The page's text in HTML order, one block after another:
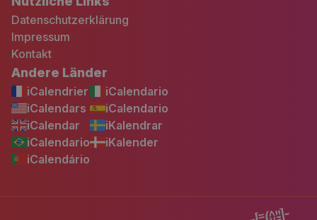
Datenschutzerklärung
Impressum
Kontakt
Andere Länder
iCalendrier
iCalendars
iCalendar
iCalendario
iCalendário
iCalendario
iCalendario
iKalendrar
iKalender